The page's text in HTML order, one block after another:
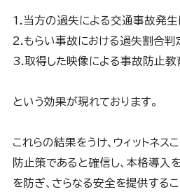
1.当方の過失による交通事故発生
2.もらい事故における過失割合
3.取得した映像による事故防止教
という効果が現れております。
これらの結果をうけ、ウィットネス
防止策であると確信し、本格導入
を防ぎ、さらなる安全を提供する